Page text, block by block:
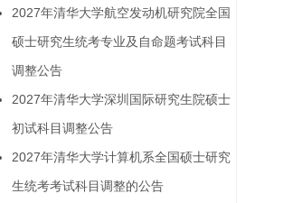
2027年清华大学航空发动机研究院全国
硕士研究生统考专业及自命题考试科目
调整公告
2027年清华大学深圳国际研究生院硕士
初试科目调整公告
2027年清华大学计算机系全国硕士研究
生统考考试科目调整的公告